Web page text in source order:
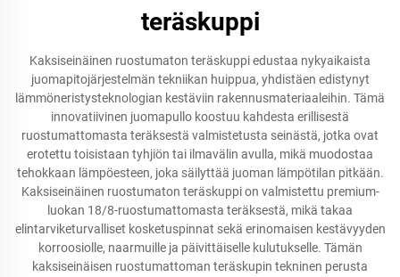
teräskuppi
Kaksiseinäinen ruostumaton teräskuppi edustaa nykyaikaista
juomapitojärjestelmän tekniikan huippua, yhdistäen edistynyt
lämmöneristysteknologian kestäviin rakennusmateriaaleihin. Tämä
innovatiivinen juomapullo koostuu kahdesta erillisestä
ruostumattomasta teräksestä valmistetusta seinästä, jotka ovat
erotettu toisistaan tyhjiön tai ilmavälin avulla, mikä muodostaa
tehokkaan lämpöesteen, joka säilyttää juoman lämpötilan pitkään.
Kaksiseinäinen ruostumaton teräskuppi on valmistettu premium-
luokan 18/8-ruostumattomasta teräksestä, mikä takaa
elintarviketurvalliset kosketuspinnat sekä erinomaisen kestävyyden
korroosiolle, naarmuille ja päivittäiselle kulutukselle. Tämän
kaksiseinäisen ruostumattoman teräskupin tekninen perusta